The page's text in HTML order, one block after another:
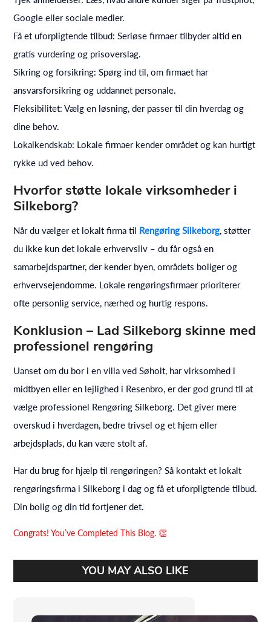
Google eller sociale medier.
Få et uforpligtende tilbud: Seriøse firmaer tilbyder altid en
gratis vurdering og prisoverslag.
Sikring og forsikring: Spørg ind til, om firmaet har
ansvarsforsikring og uddannet personale.
Fleksibilitet: Vælg en løsning, der passer til din hverdag og
dine behov.
Lokalkendskab: Lokale firmaer kender området og kan hurtigt
rykke ud ved behov.
Hvorfor støtte lokale virksomheder i
Silkeborg?
Når du vælger et lokalt firma til Rengøring Silkeborg, støtter
du ikke kun det lokale erhvervsliv – du får også en
samarbejdspartner, der kender byen, områdets boliger og
erhvervsejendomme. Lokale rengøringsfirmaer prioriterer
ofte personlig service, nærhed og hurtig respons.
Konklusion – Lad Silkeborg skinne med
professionel rengøring
Uanset om du bor i en villa ved Søholt, har virksomhed i
midtbyen eller en lejlighed i Resenbro, er der god grund til at
vælge professionel Rengøring Silkeborg. Det giver mere
overskud i hverdagen, bedre trivsel og et hjem eller
arbejdsplads, du kan være stolt af.
Har du brug for hjælp til rengøringen? Så kontakt et lokalt
rengøringsfirma i Silkeborg i dag og få et uforpligtende tilbud.
Din bolig og din tid fortjener det.
Congrats! You’ve Completed This Blog. 👏
YOU MAY ALSO LIKE